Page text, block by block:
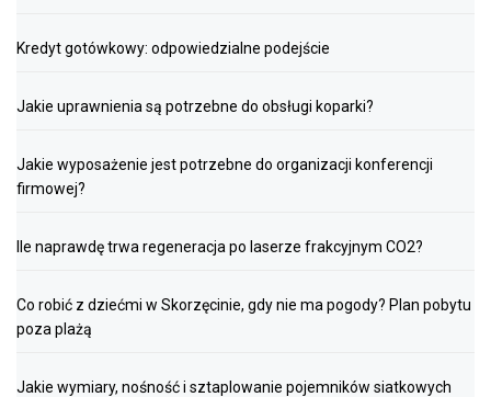
Kredyt gotówkowy: odpowiedzialne podejście
Jakie uprawnienia są potrzebne do obsługi koparki?
Jakie wyposażenie jest potrzebne do organizacji konferencji
firmowej?
Ile naprawdę trwa regeneracja po laserze frakcyjnym CO2?
Co robić z dziećmi w Skorzęcinie, gdy nie ma pogody? Plan pobytu
poza plażą
Jakie wymiary, nośność i sztaplowanie pojemników siatkowych